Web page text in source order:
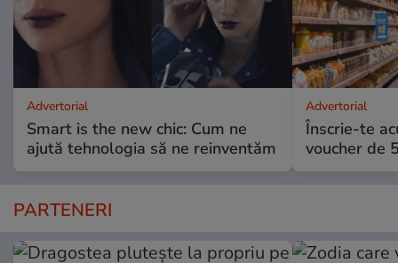
Advertorial
Smart is the new chic: Cum ne
ajută tehnologia să ne reinventăm
Advertorial
Înscrie-te
voucher de
PARTENERI